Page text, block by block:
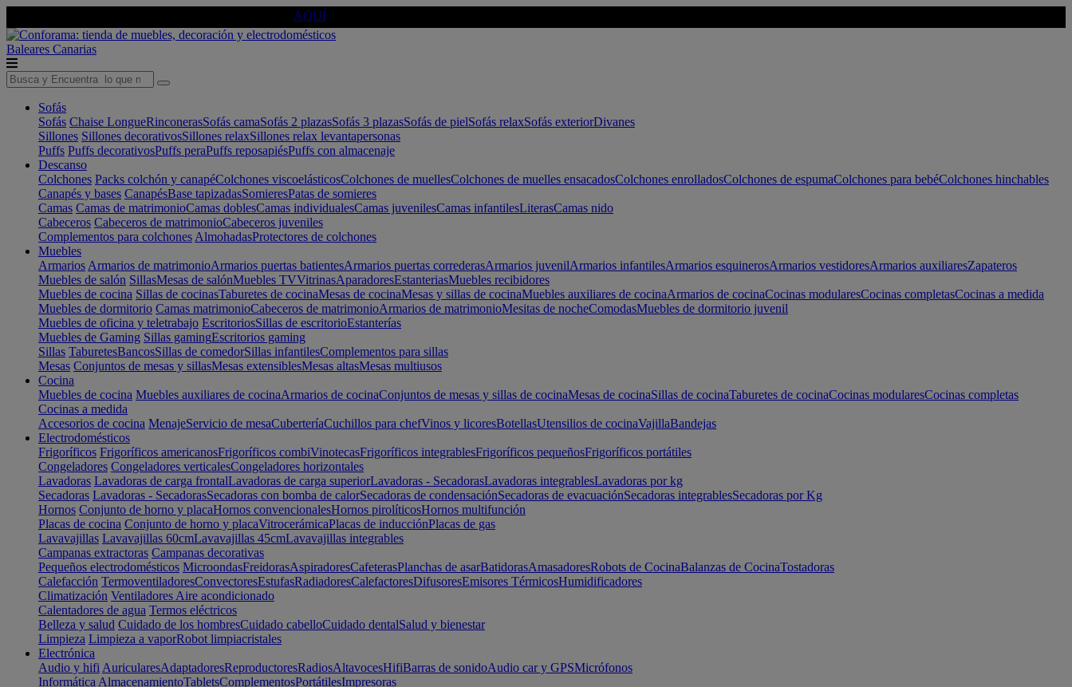
AQUÍ
Baleares Canarias
Sofás
Sofás Chaise LongueRinconerasSofás camaSofás 2 plazasSofás 3 plazasSofás de pielSofás relaxSofás exteriorDivanes
Sillones Sillones decorativosSillones relaxSillones relax levantapersonas
Puffs Puffs decorativosPuffs peraPuffs reposapiésPuffs con almacenaje
Descanso
Colchones Packs colchón y canapéColchones viscoelásticosColchones de muellesColchones de muelles ensacadosColchones enrolladosColchones de espumaColchones para bebéColchones hinchables
Canapés y bases CanapésBase tapizadasSomieresPatas de somieres
Camas Camas de matrimonioCamas doblesCamas individualesCamas juvenilesCamas infantilesLiterasCamas nido
Cabeceros Cabeceros de matrimonioCabeceros juveniles
Complementos para colchones AlmohadasProtectores de colchones
Muebles
Armarios Armarios de matrimonioArmarios puertas batientesArmarios puertas correderasArmarios juvenilArmarios infantilesArmarios esquinerosArmarios vestidoresArmarios auxiliaresZapateros
Muebles de salón SillasMesas de salónMuebles TVVitrinasAparadoresEstanteriasMuebles recibidores
Muebles de cocina Sillas de cocinasTaburetes de cocinaMesas de cocinaMesas y sillas de cocinaMuebles auxiliares de cocinaArmarios de cocinaCocinas modularesCocinas completasCocinas a medida
Muebles de dormitorio Camas matrimonioCabeceros de matrimonioArmarios de matrimonioMesitas de nocheComodasMuebles de dormitorio juvenil
Muebles de oficina y teletrabajo EscritoriosSillas de escritorioEstanterías
Muebles de Gaming Sillas gamingEscritorios gaming
Sillas TaburetesBancosSillas de comedorSillas infantilesComplementos para sillas
Mesas Conjuntos de mesas y sillasMesas extensiblesMesas altasMesas multiusos
Cocina
Muebles de cocina Muebles auxiliares de cocinaArmarios de cocinaConjuntos de mesas y sillas de cocinaMesas de cocinaSillas de cocinaTaburetes de cocinaCocinas modularesCocinas completas
Cocinas a medida
Accesorios de cocina MenajeServicio de mesaCuberteríaCuchillos para chefVinos y licoresBotellasUtensilios de cocinaVajillaBandejas
Electrodomésticos
Frigoríficos Frigoríficos americanosFrigoríficos combiVinotecasFrigoríficos integrablesFrigoríficos pequeñosFrigoríficos portátiles
Congeladores Congeladores verticalesCongeladores horizontales
Lavadoras Lavadoras de carga frontalLavadoras de carga superiorLavadoras - SecadorasLavadoras integrablesLavadoras por kg
Secadoras Lavadoras - SecadorasSecadoras con bomba de calorSecadoras de condensaciónSecadoras de evacuaciónSecadoras integrablesSecadoras por Kg
Hornos Conjunto de horno y placaHornos convencionalesHornos pirolíticosHornos multifunción
Placas de cocina Conjunto de horno y placaVitrocerámicaPlacas de inducciónPlacas de gas
Lavavajillas Lavavajillas 60cmLavavajillas 45cmLavavajillas integrables
Campanas extractoras Campanas decorativas
Pequeños electrodomésticos MicroondasFreidorasAspiradoresCafeterasPlanchas de asarBatidorasAmasadoresRobots de CocinaBalanzas de CocinaTostadoras
Calefacción TermoventiladoresConvectoresEstufasRadiadoresCalefactoresDifusoresEmisores TérmicosHumidificadores
Climatización Ventiladores Aire acondicionado
Calentadores de agua Termos eléctricos
Belleza y salud Cuidado de los hombresCuidado cabelloCuidado dentalSalud y bienestar
Limpieza Limpieza a vaporRobot limpiacristales
Electrónica
Audio y hifi AuricularesAdaptadoresReproductoresRadiosAltavocesHifiBarras de sonidoAudio car y GPSMicrófonos
Informática AlmacenamientoTabletsComplementosPortátilesImpresoras